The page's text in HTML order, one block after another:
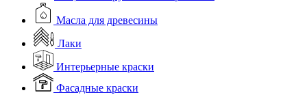
Масла для древесины
Лаки
Интерьерные краски
Фасадные краски